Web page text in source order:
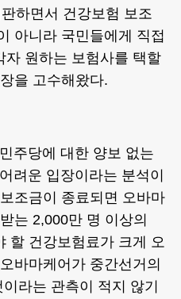
하면서 건강보험 보조
아니라 국민들에게 직접
자 원하는 보험사를 택할
을 고수해왔다.
주당에 대한 양보 없는
려운 입장이라는 분석이
조금이 종료되면 오바마
는 2,000만 명 이상의
할 건강보험료가 크게 오
바마케어가 중간선거의
라는 관측이 적지 않기